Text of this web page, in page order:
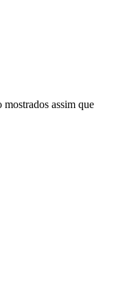
assim que